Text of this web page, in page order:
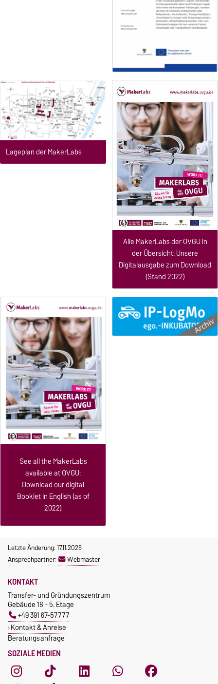
Lageplan der MakerLabs
Alle MakerLabs der OVGU in
der Übersicht: Unsere
Digitalausgabe zum Download
(Stand 2022)
See all the MakerLabs
available at OVGU:
Download our digital
Booklet in English (as of
2022)
Letzte Änderung: 17.11.2025
Ansprechpartner:
Webmaster
SOZIALE MEDIEN
KONTAKT
Transfer- und Gründungszentrum
Gebäude 18 - 5. Etage
+49 391 67-57777
Kontakt & Anreise
Beratungsanfrage